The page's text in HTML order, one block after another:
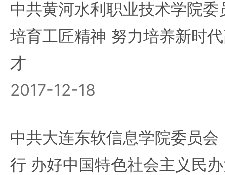
中共黄河水利职业技术学院
培育工匠精神 努力培养新时
才
2017-12-18
中共大连东软信息学院委员
行 办好中国特色社会主义民